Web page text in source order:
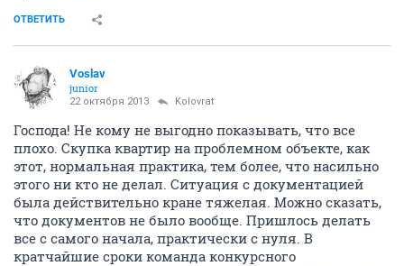
ОТВЕТИТЬ
Voslav
junior
22 октября 2013 Kolovrat
Господа! Не кому не выгодно показывать, что все
плохо. Скупка квартир на проблемном объекте, как
этот, нормальная практика, тем более, что насильно
этого ни кто не делал. Ситуация с документацией
была действительно кране тяжелая. Можно сказать,
что документов не было вообще. Пришлось делать
все с самого начала, практически с нуля. В
кратчайшие сроки команда конкурсного